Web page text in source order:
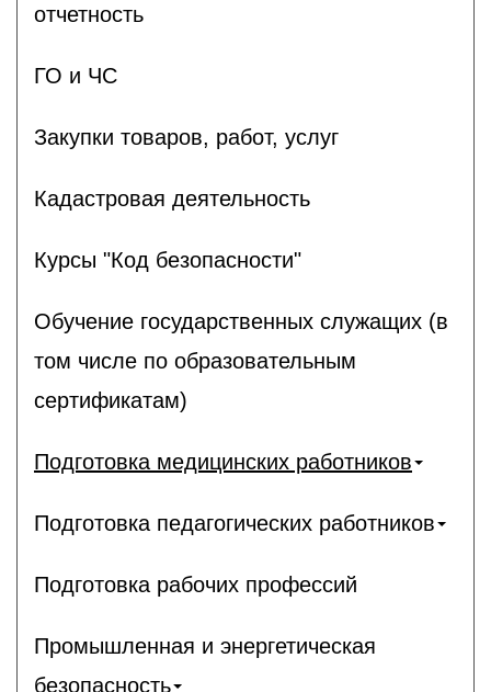
отчетность
ГО и ЧС
Закупки товаров, работ, услуг
Кадастровая деятельность
Курсы "Код безопасности"
Обучение государственных служащих (в
том числе по образовательным
сертификатам)
Подготовка медицинских работников
Подготовка педагогических работников
Подготовка рабочих профессий
Промышленная и энергетическая
безопасность